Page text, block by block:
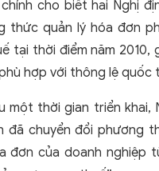
cho biết hai Nghị
thức quản lý hóa đơn
tại thời điểm năm 2010,
hợp với thông lệ quốc
một thời gian triển khai,
đã chuyển đổi phương
đơn của doanh nghiệp